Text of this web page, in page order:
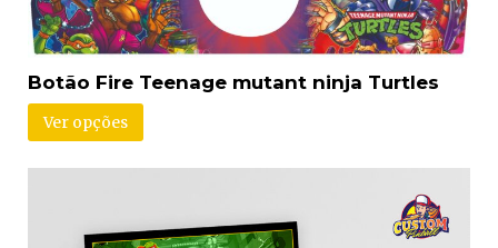
Botão Fire Teenage mutant ninja Turtles
Ver opções